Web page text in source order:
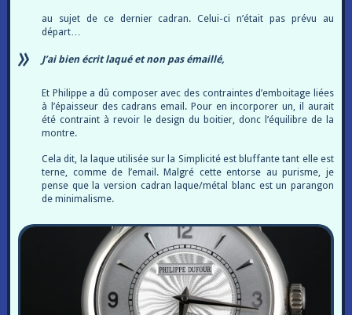
au sujet de ce dernier cadran. Celui-ci n’était pas prévu au
départ…
J’ai bien écrit laqué et non pas émaillé,
Et Philippe a dû composer avec des contraintes d’emboitage liées
à l’épaisseur des cadrans email. Pour en incorporer un, il aurait
été contraint à revoir le design du boitier, donc l’équilibre de la
montre.
Cela dit, la laque utilisée sur la Simplicité est bluffante tant elle est
terne, comme de l’email. Malgré cette entorse au purisme, je
pense que la version cadran laque/métal blanc est un parangon
de minimalisme.